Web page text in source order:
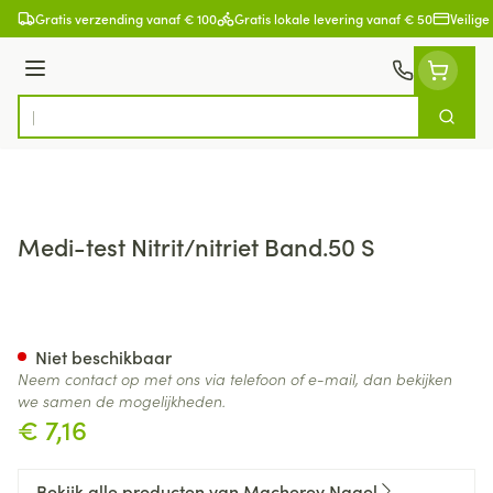
Ga naar de inhoud
Gratis verzending vanaf € 100 Gratis lokale levering vanaf € 50
Menu
Product, merk, categorie...
Zoek
Medi-test Nitrit/nitriet Band.50 S
€ 7,16
Niet beschikbaar
Neem contact op met ons via telefoon of e-mail, dan bekijken
we samen de mogelijkheden.